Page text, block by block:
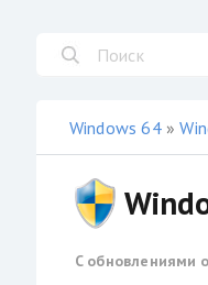
Windows 64»
С обновлениями